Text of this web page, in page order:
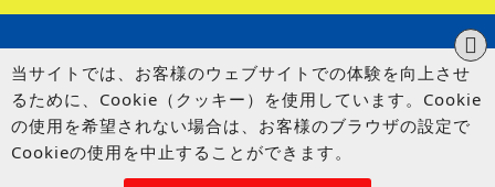
当サイトでは、お客様のウェブサイトでの体験を向上させ
るために、Cookie（クッキー）を使用しています。Cookie
の使用を希望されない場合は、お客様のブラウザの設定で
Cookieの使用を中止することができます。